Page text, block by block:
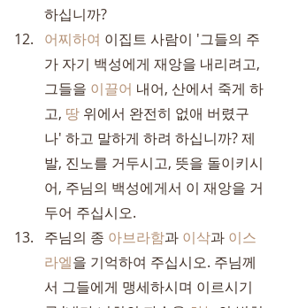
하십니까?
어찌하여 이집트 사람이 '그들의 주
가 자기 백성에게 재앙을 내리려고,
그들을 이끌어 내어, 산에서 죽게 하
고, 땅 위에서 완전히 없애 버렸구
나' 하고 말하게 하려 하십니까? 제
발, 진노를 거두시고, 뜻을 돌이키시
어, 주님의 백성에게서 이 재앙을 거
두어 주십시오.
주님의 종 아브라함과 이삭과 이스
라엘을 기억하여 주십시오. 주님께
서 그들에게 맹세하시며 이르시기